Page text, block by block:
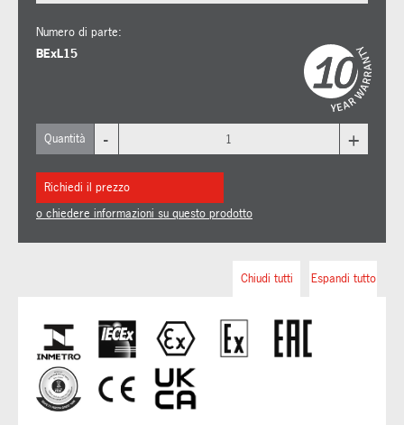
Numero di parte:
BExL15
Quantità - +
Richiedi il prezzo
o chiedere informazioni su questo prodotto
Espandi tutto
Chiudi tutti